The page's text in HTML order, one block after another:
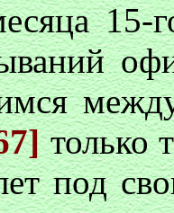
15-
только
под